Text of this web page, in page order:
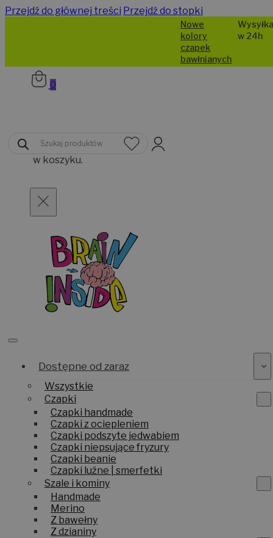
Przejdź do głównej treści Przejdź do stopki
Nowe
kolory
czapek
bawłnianych
Wysyłka
w 24h
Wyszukiwarka
produktów
0
produktów
w koszyku.
Dostępne od zaraz
Wszystkie
Czapki
Czapki handmade
Czapki z ociepleniem
Czapki podszyte jedwabiem
Czapki niepsujące fryzury
Czapki beanie
Czapki luźne | smerfetki
Szale i kominy
Handmade
Merino
Z bawełny
Z dzianiny